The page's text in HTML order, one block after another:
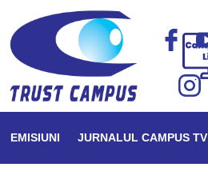
EMISIUNI JURNALUL CAMPUS TV